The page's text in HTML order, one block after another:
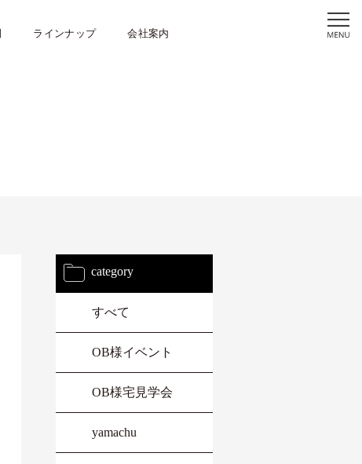
ラインナップ 会社案内
category
すべて
OB様イベント
OB様宅見学会
yamachu